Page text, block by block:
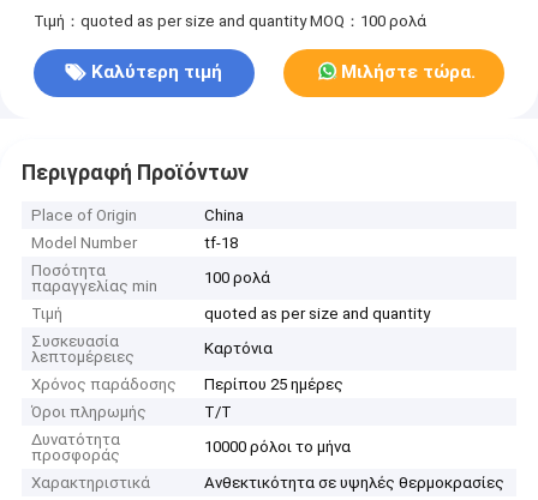
ταινία
Τιμή：quoted as per size and quantity MOQ：100 ρολά
Καλύτερη τιμή Μιλήστε τώρα.
Περιγραφή Προϊόντων
Place of Origin
China
Model Number
tf-18
Ποσότητα
παραγγελίας min
100 ρολά
Τιμή
quoted as per size and quantity
Συσκευασία
λεπτομέρειες
Καρτόνια
Χρόνος παράδοσης
Περίπου 25 ημέρες
Όροι πληρωμής
Τ/Τ
Δυνατότητα
προσφοράς
10000 ρόλοι το μήνα
Χαρακτηριστικά
Ανθεκτικότητα σε υψηλές θερμοκρασίες